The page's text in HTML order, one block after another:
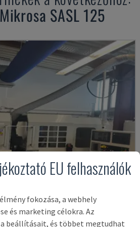
SASL 125
EU felhasználók
fokozása, a webhely
és marketing célokra. Az
beállításait, és többet megtudhat